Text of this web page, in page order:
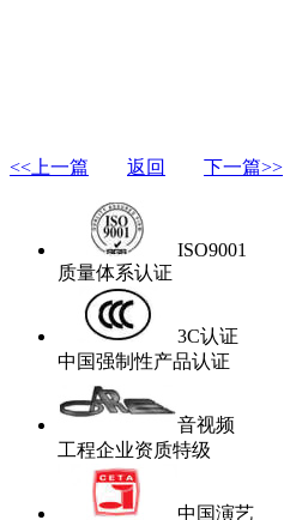
<<上一篇 返回 下一篇>>
ISO9001
质量体系认证
3C认证
中国强制性产品认证
音视频
工程企业资质特级
中国演艺